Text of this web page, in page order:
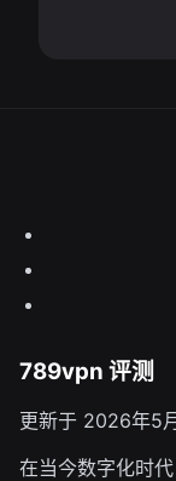
789vpn 评测
更新于 2026年5
在当今数字化时